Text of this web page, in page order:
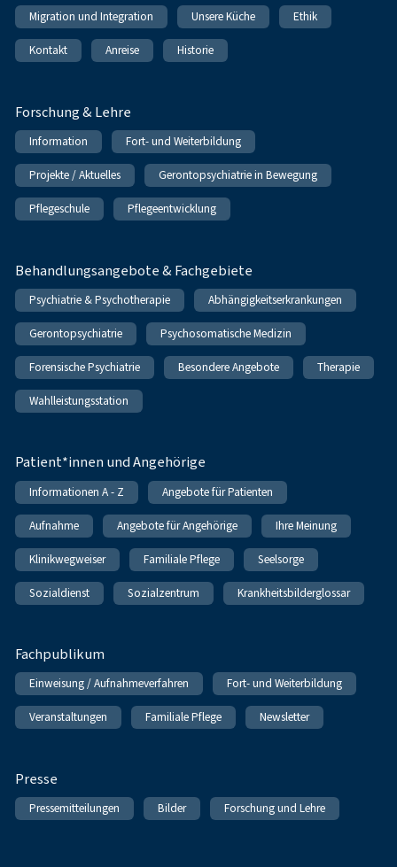
Migration und Integration Unsere Küche Ethik
Kontakt Anreise Historie
Forschung & Lehre
Information Fort- und Weiterbildung
Projekte / Aktuelles Gerontopsychiatrie in Bewegung
Pflegeschule Pflegeentwicklung
Behandlungsangebote & Fachgebiete
Psychiatrie & Psychotherapie Abhängigkeitserkrankungen
Gerontopsychiatrie Psychosomatische Medizin
Forensische Psychiatrie Besondere Angebote Therapie
Wahlleistungsstation
Patient*innen und Angehörige
Informationen A - Z Angebote für Patienten
Aufnahme Angebote für Angehörige Ihre Meinung
Klinikwegweiser Familiale Pflege Seelsorge
Sozialdienst Sozialzentrum Krankheitsbilderglossar
Fachpublikum
Einweisung / Aufnahmeverfahren Fort- und Weiterbildung
Veranstaltungen Familiale Pflege Newsletter
Presse
Pressemitteilungen Bilder Forschung und Lehre